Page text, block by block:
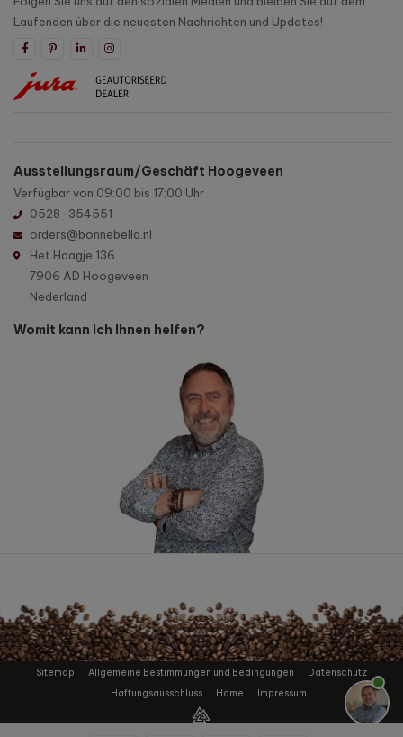
Laufenden über die neuesten Nachrichten und Updates!
Ausstellungsraum/Geschäft Hoogeveen
Verfügbar von 09:00 bis 17:00 Uhr
0528-354551
orders@bonnebella.nl
Het Haagje 136
7906 AD Hoogeveen
Nederland
Womit kann ich Ihnen helfen?
Sitemap Allgemeine Bestimmungen und Bedingungen
Datenschutz
Haftungsausschluss
Home Impressum